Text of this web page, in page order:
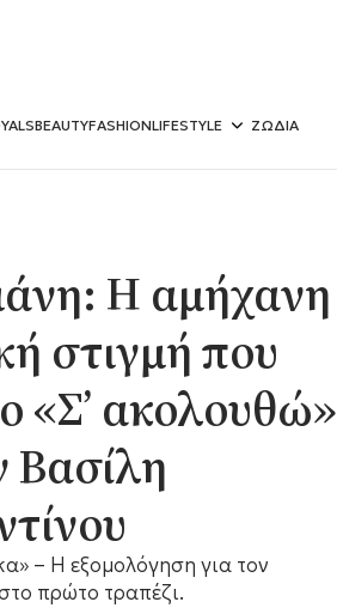
BEAUTYFASHIONLIFESTYLE ΖΩΔΙΑ
Η αμήχανη
στιγμή που
«Σ’ ακολουθώ»
Βασίλη
– Η εξομολόγηση για τον
πρώτο τραπέζι.